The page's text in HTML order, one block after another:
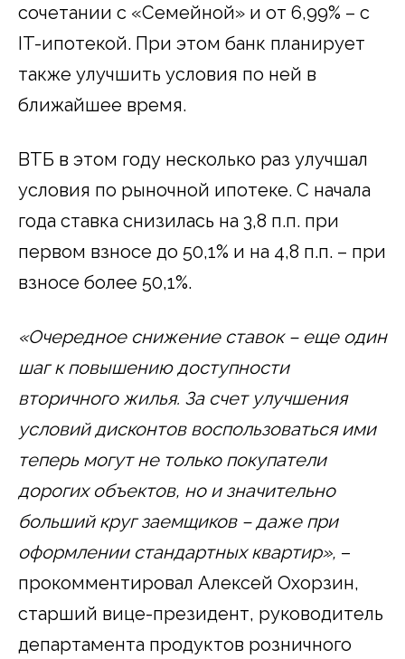
сочетании с «Семейной» и от 6,99% – с
IT-ипотекой. При этом банк планирует
также улучшить условия по ней в
ближайшее время.
ВТБ в этом году несколько раз улучшал
условия по рыночной ипотеке. С начала
года ставка снизилась на 3,8 п.п. при
первом взносе до 50,1% и на 4,8 п.п. – при
взносе более 50,1%.
«Очередное снижение ставок – еще один
шаг к повышению доступности
вторичного жилья. За счет улучшения
условий дисконтов воспользоваться ими
теперь могут не только покупатели
дорогих объектов, но и значительно
больший круг заемщиков – даже при
оформлении стандартных квартир», –
прокомментировал Алексей Охорзин,
старший вице-президент, руководитель
департамента продуктов розничного